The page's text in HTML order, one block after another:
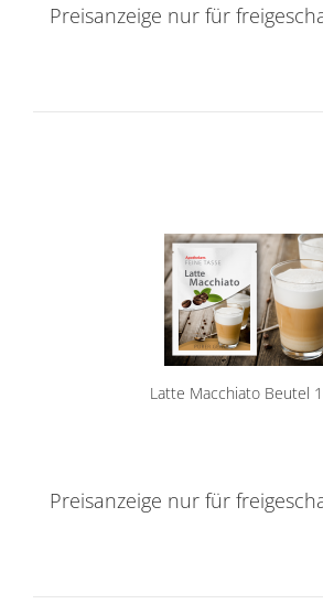
Preisanzeige nur für
Latte Macchiato Beutel
Preisanzeige nur für